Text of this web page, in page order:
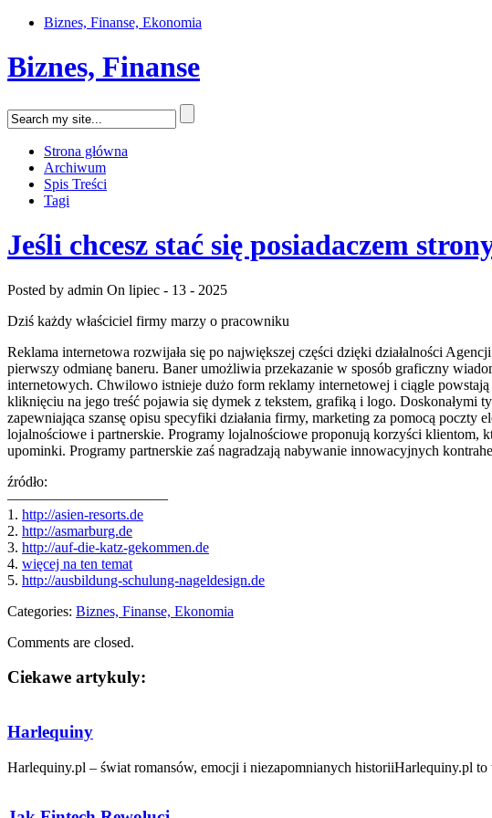
Biznes, Finanse, Ekonomia
Biznes, Finanse
Strona główna
Archiwum
Spis Treści
Tagi
Jeśli chcesz stać się posiadaczem
Posted by admin On lipiec - 13 - 2025
Dziś każdy właściciel firmy marzy o pracowniku
Reklama internetowa rozwijała się po największej części dzięki działalności
pierwszy odmianę baneru. Baner umożliwia przekazanie w sposób graficzny
internetowych. Chwilowo istnieje dużo form reklamy internetowej i ciągle
kliknięciu na jego treść pojawia się dymek z tekstem, grafiką i logo. Doskonałymi
zapewniająca szansę opisu specyfiki działania firmy, marketing za pomocą
lojalnościowe i partnerskie. Programy lojalnościowe proponują korzyści klientom,
upominki. Programy partnerskie zaś nagradzają nabywanie innowacyjnych
źródło:
———————————
1. http://asien-resorts.de
2. http://asmarburg.de
3. http://auf-die-katz-gekommen.de
4. więcej na ten temat
5. http://ausbildung-schulung-nageldesign.de
Categories: Biznes, Finanse, Ekonomia
Comments are closed.
Ciekawe artykuly:
Harlequiny
Harlequiny.pl – świat romansów, emocji i niezapomnianych historiiHarlequiny.pl